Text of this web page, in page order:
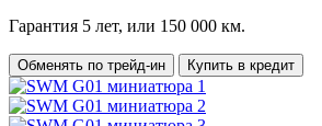
Гарантия 5 лет, или 150 000 км.
Обменять по трейд-ин Купить в кредит